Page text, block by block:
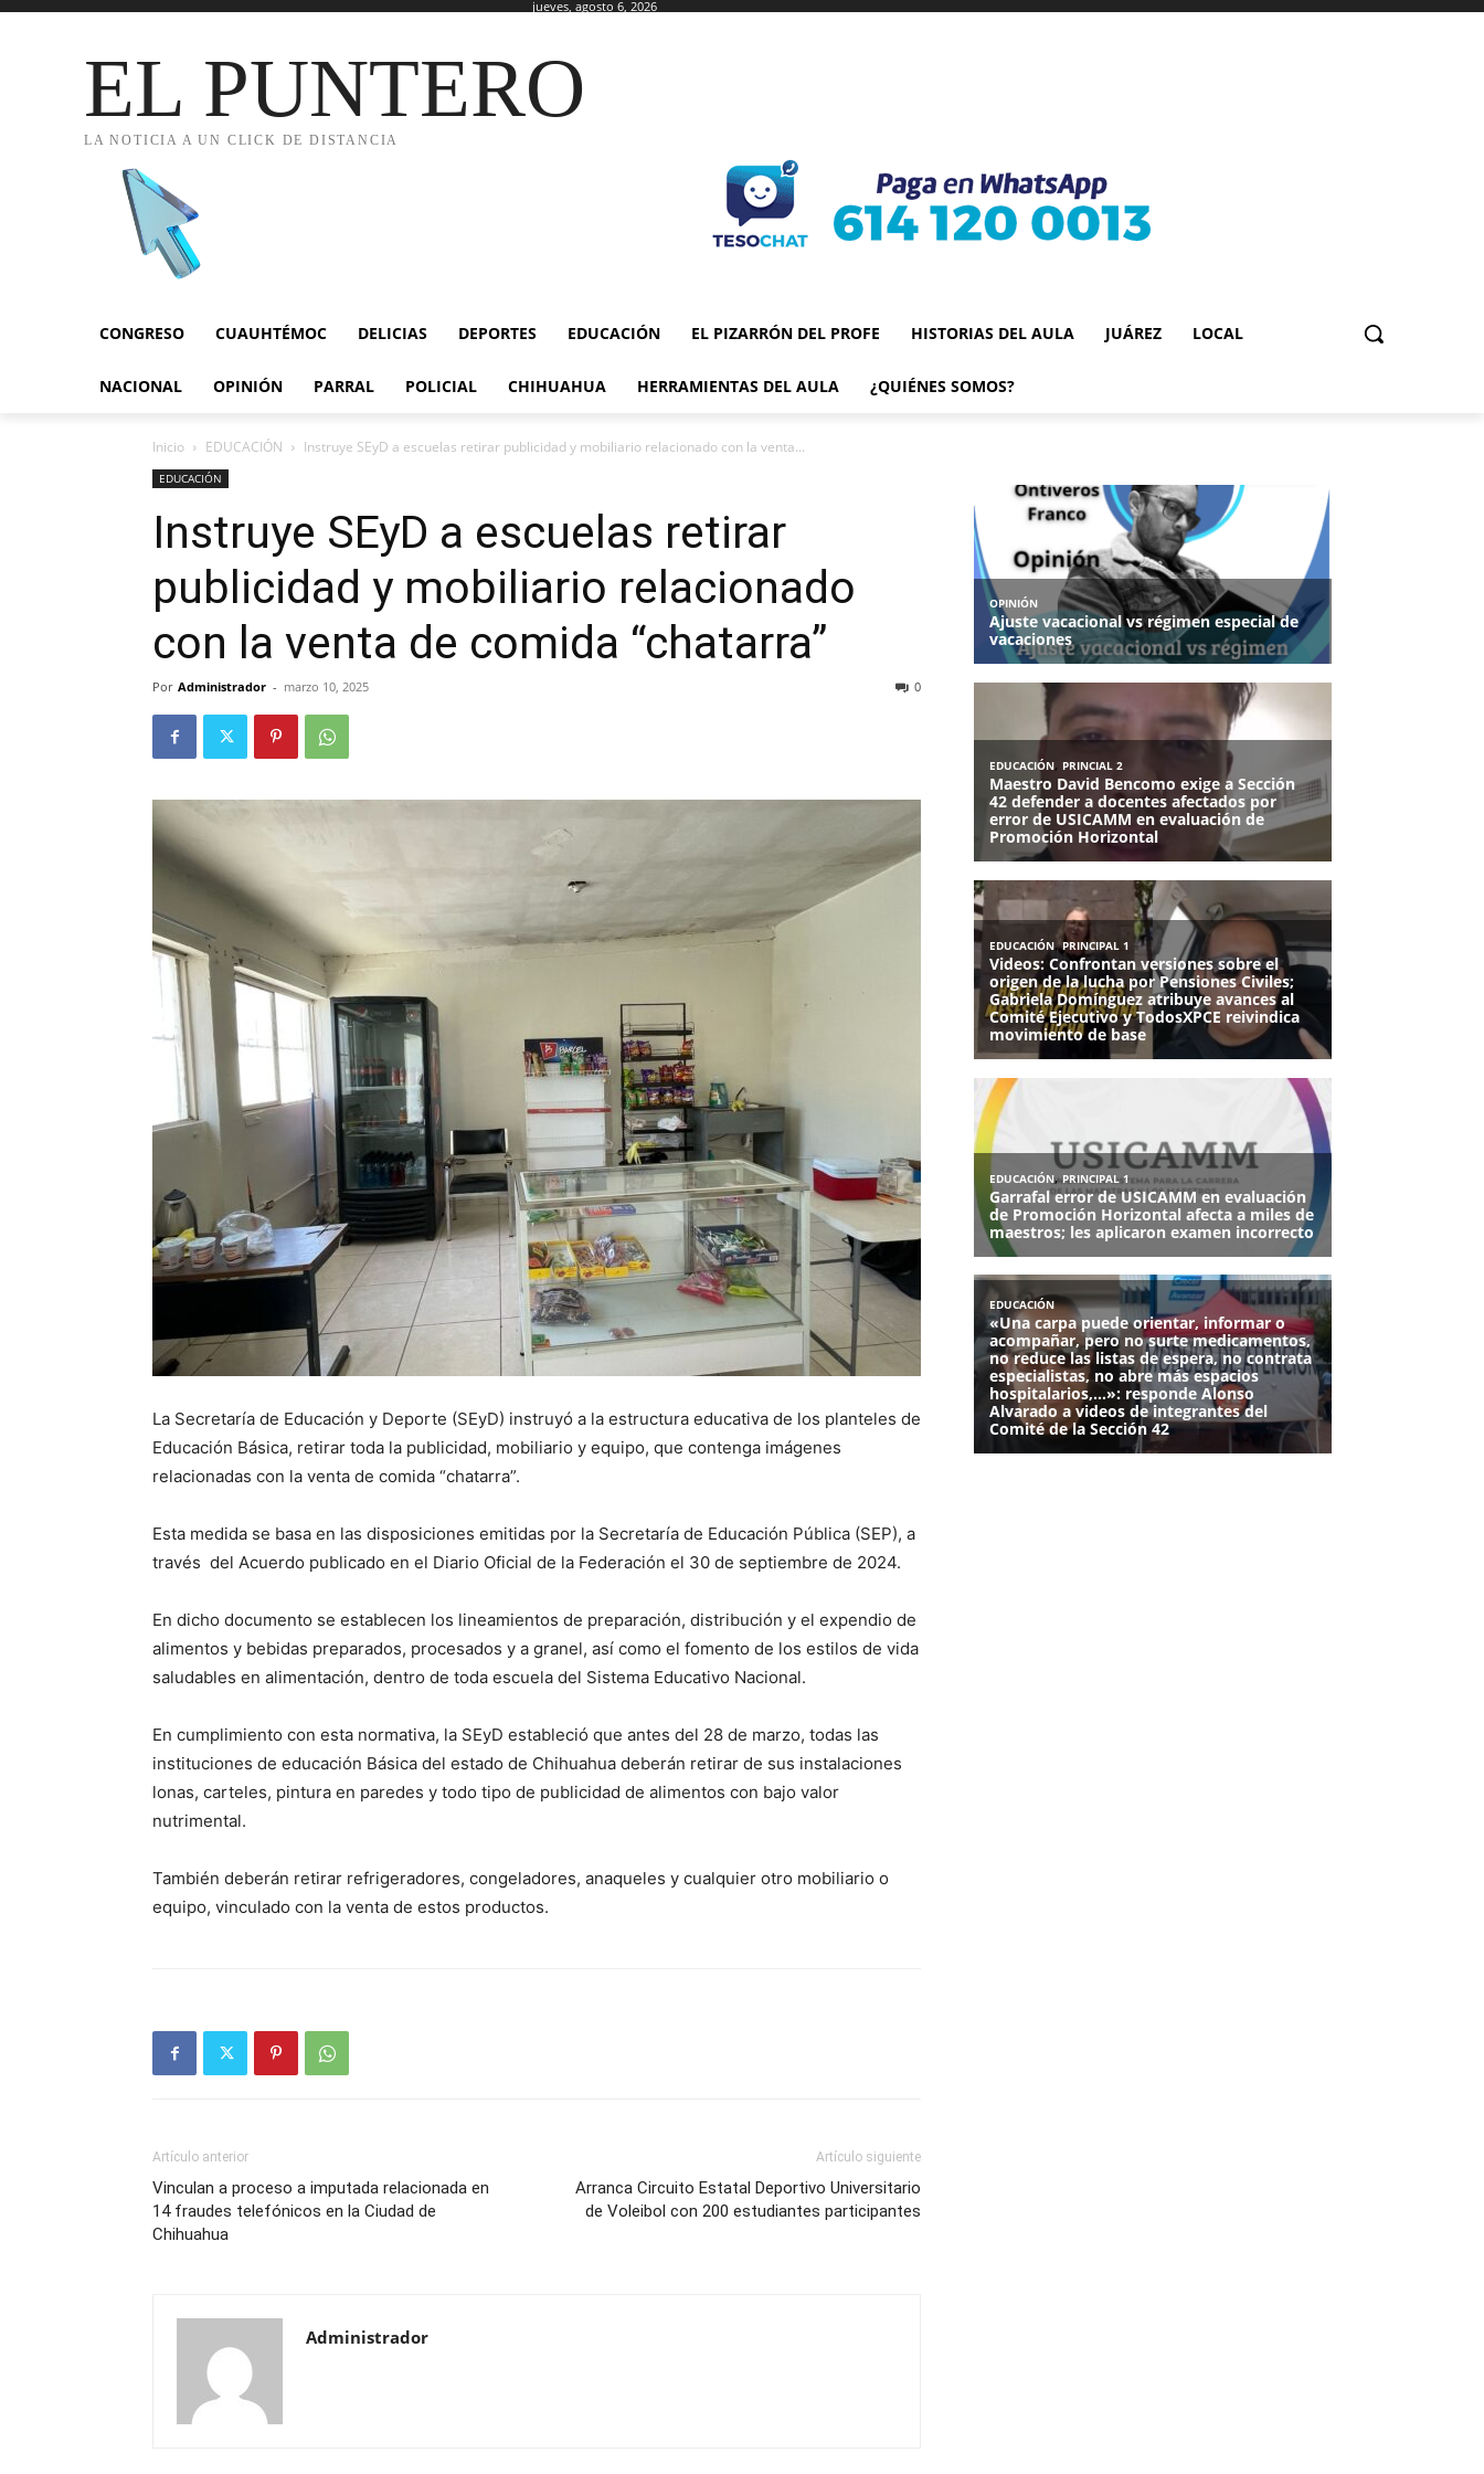
jueves, agosto 6, 2026
EL PUNTERO
LA NOTICIA A UN CLICK DE DISTANCIA
CONGRESO CUAUHTÉMOC DELICIAS DEPORTES EDUCACIÓN EL PIZARRÓN DEL PROFE HISTORIAS DEL AULA JUÁREZ LOCAL
NACIONAL OPINIÓN PARRAL POLICIAL CHIHUAHUA HERRAMIENTAS DEL AULA ¿QUIÉNES SOMOS?
Inicio EDUCACIÓN Instruye SEyD a escuelas retirar publicidad y mobiliario relacionado con la venta...
EDUCACIÓN
Instruye SEyD a escuelas retirar
publicidad y mobiliario relacionado
con la venta de comida “chatarra”
Por Administrador - marzo 10, 2025 0
La Secretaría de Educación y Deporte (SEyD) instruyó a la estructura educativa de los planteles de
Educación Básica, retirar toda la publicidad, mobiliario y equipo, que contenga imágenes
relacionadas con la venta de comida “chatarra”.
Esta medida se basa en las disposiciones emitidas por la Secretaría de Educación Pública (SEP), a
través del Acuerdo publicado en el Diario Oficial de la Federación el 30 de septiembre de 2024.
En dicho documento se establecen los lineamientos de preparación, distribución y el expendio de
alimentos y bebidas preparados, procesados y a granel, así como el fomento de los estilos de vida
saludables en alimentación, dentro de toda escuela del Sistema Educativo Nacional.
En cumplimiento con esta normativa, la SEyD estableció que antes del 28 de marzo, todas las
instituciones de educación Básica del estado de Chihuahua deberán retirar de sus instalaciones
lonas, carteles, pintura en paredes y todo tipo de publicidad de alimentos con bajo valor
nutrimental.
También deberán retirar refrigeradores, congeladores, anaqueles y cualquier otro mobiliario o
equipo, vinculado con la venta de estos productos.
Artículo anterior
Vinculan a proceso a imputada relacionada en
14 fraudes telefónicos en la Ciudad de
Chihuahua
Artículo siguiente
Arranca Circuito Estatal Deportivo Universitario
de Voleibol con 200 estudiantes participantes
Administrador